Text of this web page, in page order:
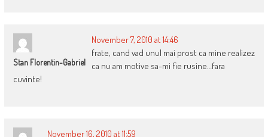
Stan Florentin-Gabriel
November 7, 2010 at 14:46
frate, cand vad unul mai prost ca mine realizez
ca nu am motive sa-mi fie rusine…fara
cuvinte!
November 16, 2010 at 11:59